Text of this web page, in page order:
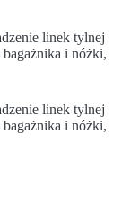
linek tylnej
i nóżki,
linek tylnej
i nóżki,